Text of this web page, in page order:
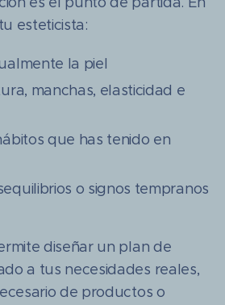
esteticista:
la piel
manchas, elasticidad e
que has tenido en
o signos tempranos
diseñar un plan de
a tus necesidades reales,
de productos o